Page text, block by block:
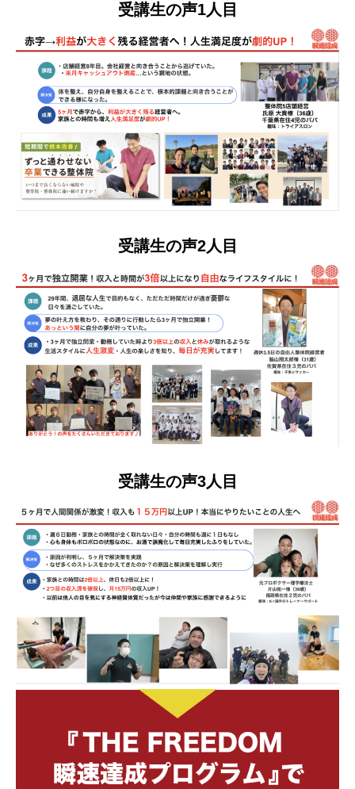
受講生の声1人目
受講生の声2人目
受講生の声3人目